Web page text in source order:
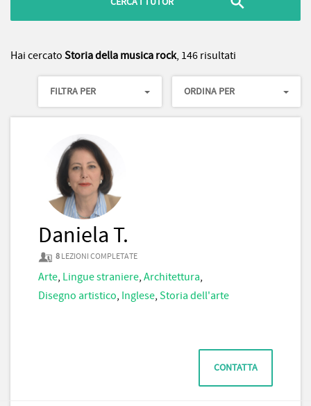
Hai cercato Storia della musica rock, 146 risultati
ORDINA PER
FILTRA PER
Daniela T.
8 LEZIONI COMPLETATE
Arte, Lingue straniere, Architettura,
Disegno artistico, Inglese, Storia dell'arte
CONTATTA